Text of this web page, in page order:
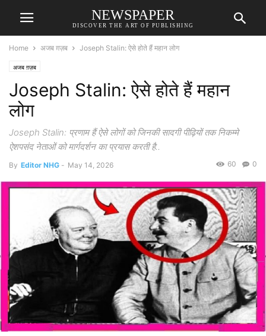
NEWSPAPER
DISCOVER THE ART OF PUBLISHING
Home अजब ग़ज़ब Joseph Stalin: ऐसे होते हैं महान लोग
अजब ग़ज़ब
Joseph Stalin: ऐसे होते हैं महान
लोग
Joseph Stalin: प्रणाम हैं ऐसे लोगों को जिनकी सादगी पीढ़ियों तक निकम्मे
ऐशपसंद नेताओं को मार्गदर्शन का प्रयास करती है..
By Editor NHG - May 14, 2026 0
60